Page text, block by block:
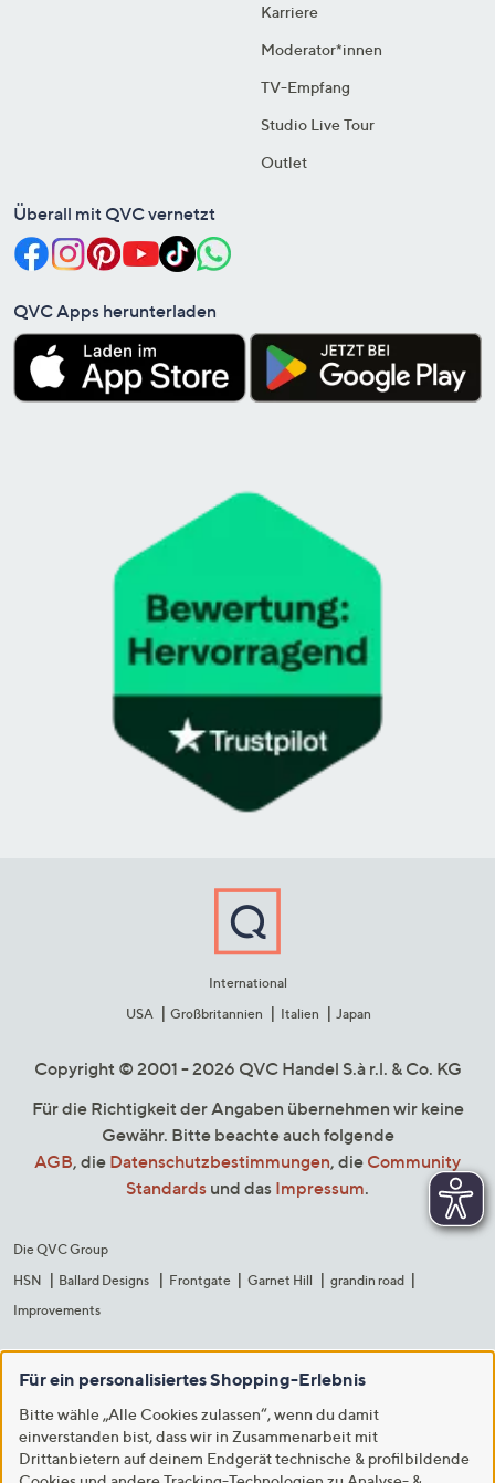
Karriere
Moderator*innen
TV-Empfang
Studio Live Tour
Outlet
Überall mit QVC vernetzt
QVC Apps herunterladen
International
USA
Großbritannien Italien Japan
Copyright © 2001 - 2026 QVC Handel S.à r.l. & Co. KG
Für die Richtigkeit der Angaben übernehmen wir keine
Gewähr. Bitte beachte auch folgende
AGB, die Datenschutzbestimmungen, die Community
Standards und das Impressum.
Die QVC Group
HSN
Ballard Designs Frontgate Garnet Hill
grandin road
Improvements
Für ein personalisiertes Shopping-Erlebnis
Bitte wähle „Alle Cookies zulassen“, wenn du damit
einverstanden bist, dass wir in Zusammenarbeit mit
Drittanbietern auf deinem Endgerät technische & profilbildende